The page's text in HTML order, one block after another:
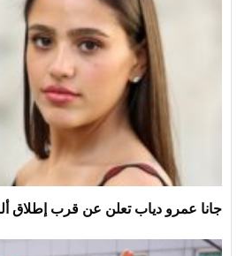
جانا عمرو دياب تعلن عن قرب إطلاق